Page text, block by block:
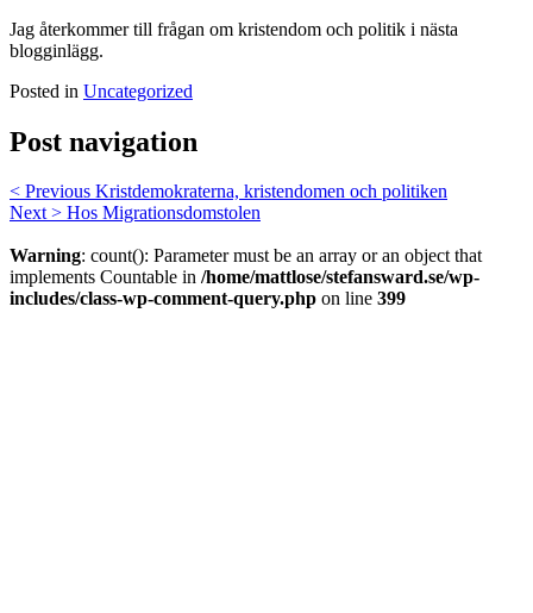
Jag återkommer till frågan om kristendom och politik i nästa
blogginlägg.
Posted in Uncategorized
Post navigation
< Previous Kristdemokraterna, kristendomen och politiken
Next > Hos Migrationsdomstolen
Warning: count(): Parameter must be an array or an object that
implements Countable in /home/mattlose/stefansward.se/wp-
includes/class-wp-comment-query.php on line 399